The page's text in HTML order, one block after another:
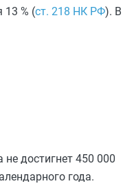
13 % (ст. 218 НК РФ). В
достигнет 450 000
года.